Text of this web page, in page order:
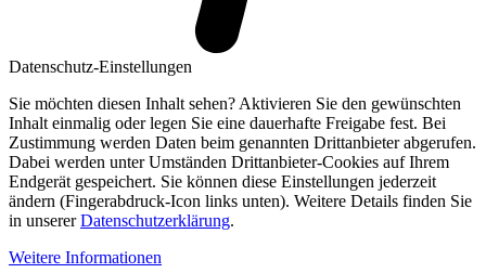
Datenschutz-Einstellungen
Sie möchten diesen Inhalt sehen? Aktivieren Sie den gewünschten
Inhalt einmalig oder legen Sie eine dauerhafte Freigabe fest. Bei
Zustimmung werden Daten beim genannten Drittanbieter abgerufen.
Dabei werden unter Umständen Drittanbieter-Cookies auf Ihrem
Endgerät gespeichert. Sie können diese Einstellungen jederzeit
ändern (Fingerabdruck-Icon links unten). Weitere Details finden Sie
in unsererDatenschutzerklärung.
Weitere Informationen